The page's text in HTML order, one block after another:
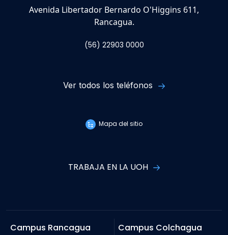
Avenida Libertador Bernardo O'Higgins 611,
Rancagua.
(56) 22903 0000
Ver todos los teléfonos
Mapa del sitio
TRABAJA EN LA UOH
Campus Rancagua
Campus Colchagua